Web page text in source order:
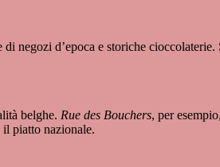
di negozi d’epoca e storiche
belghe. Rue des Bouchers, per
piatto nazionale.